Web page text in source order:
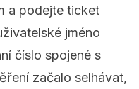
a podejte ticket
jméno
číslo spojené s
začalo selhávat,